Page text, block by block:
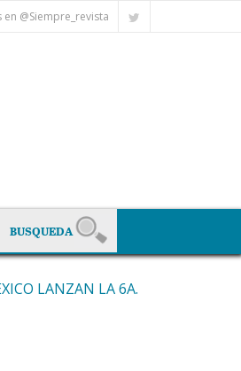
en @Siempre_revista
LANZAN LA 6A.